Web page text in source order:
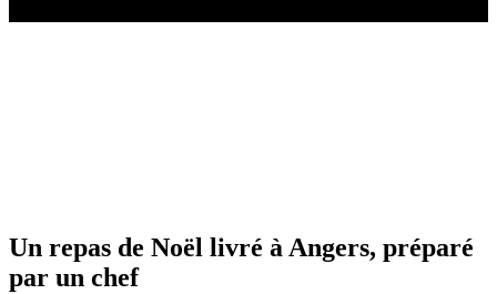
Un repas de Noël livré à Angers, préparé
par un chef